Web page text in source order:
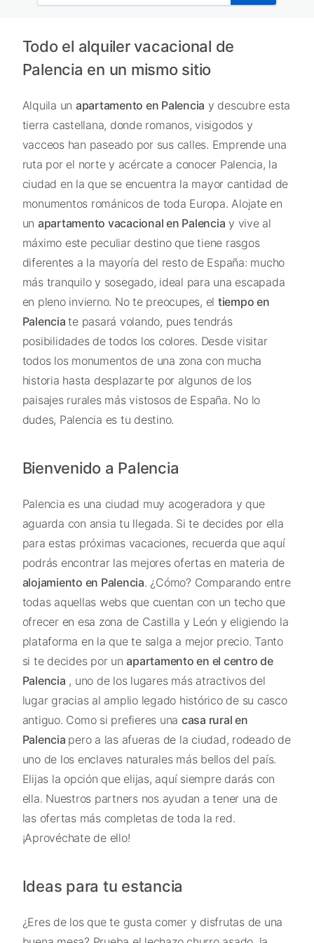
Todo el alquiler vacacional de
Palencia en un mismo sitio
Alquila un apartamento en Palencia y descubre esta
tierra castellana, donde romanos, visigodos y
vacceos han paseado por sus calles. Emprende una
ruta por el norte y acércate a conocer Palencia, la
ciudad en la que se encuentra la mayor cantidad de
monumentos románicos de toda Europa. Alojate en
un apartamento vacacional en Palencia y vive al
máximo este peculiar destino que tiene rasgos
diferentes a la mayoría del resto de España: mucho
más tranquilo y sosegado, ideal para una escapada
en pleno invierno. No te preocupes, el tiempo en
Palenciate pasará volando, pues tendrás
posibilidades de todos los colores. Desde visitar
todos los monumentos de una zona con mucha
historia hasta desplazarte por algunos de los
paisajes rurales más vistosos de España. No lo
dudes, Palencia es tu destino.
Bienvenido a Palencia
Palencia es una ciudad muy acogeradora y que
aguarda con ansia tu llegada. Si te decides por ella
para estas próximas vacaciones, recuerda que aquí
podrás encontrar las mejores ofertas en materia de
alojamiento en Palencia. ¿Cómo? Comparando entre
todas aquellas webs que cuentan con un techo que
ofrecer en esa zona de Castilla y León y eligiendo la
plataforma en la que te salga a mejor precio. Tanto
si te decides por unapartamento en el centro de
Palencia , uno de los lugares más atractivos del
lugar gracias al amplio legado histórico de su casco
antiguo. Como si prefieres una casa rural en
Palencia pero a las afueras de la ciudad, rodeado de
uno de los enclaves naturales más bellos del país.
Elijas la opción que elijas, aquí siempre darás con
ella. Nuestros partners nos ayudan a tener una de
las ofertas más completas de toda la red.
¡Aprovéchate de ello!
Ideas para tu estancia
¿Eres de los que te gusta comer y disfrutas de una